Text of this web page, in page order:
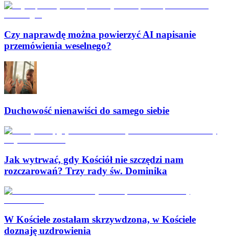
Czy naprawdę można powierzyć AI napisanie
przemówienia weselnego?
Duchowość nienawiści do samego siebie
Jak wytrwać, gdy Kościół nie szczędzi nam
rozczarowań? Trzy rady św. Dominika
W Kościele zostałam skrzywdzona, w Kościele
doznaję uzdrowienia